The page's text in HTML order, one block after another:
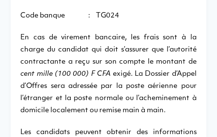
Code banque : TG024
En cas de virement bancaire, les frais sont à la
charge du candidat qui doit s’assurer que l’autorité
contractante a reçu sur son compte le montant de
cent mille (100 000) F CFA exigé. La Dossier d’Appel
d’Offres sera adressée par la poste aérienne pour
l’étranger et la poste normale ou l’acheminement à
domicile localement ou remise main à main.
Les candidats peuvent obtenir des informations